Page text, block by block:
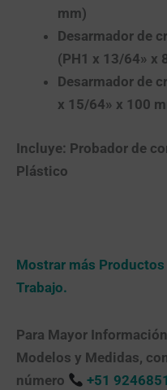
mm)
Desarmador de
(PH1 x 13/64» x
Desarmador de
x 15/64» x 100
Incluye: Probador de
Plástico
Mostrar más
Trabajo.
Para Mayor
Modelos y Medidas,
número
+51